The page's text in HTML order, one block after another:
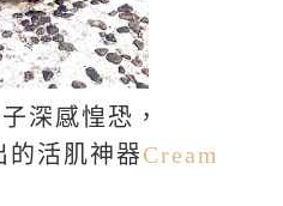
深感惶恐，
的活肌神器Cream